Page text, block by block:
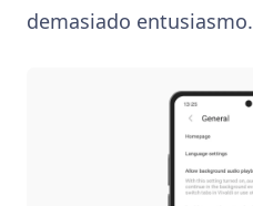
demasiado entusiasmo.